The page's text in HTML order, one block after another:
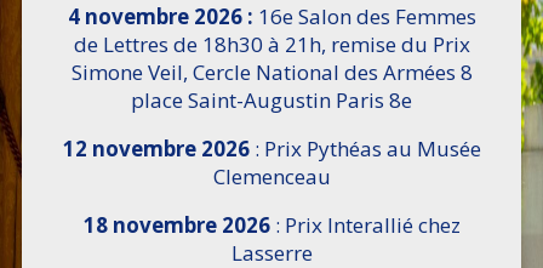
4 novembre 2026 : 16e Salon des Femmes
de Lettres de 18h30 à 21h, remise du Prix
Simone Veil, Cercle National des Armées 8
place Saint-Augustin Paris 8e
12 novembre 2026: Prix Pythéas au Musée
Clemenceau
18 novembre 2026: Prix Interallié chez
Lasserre